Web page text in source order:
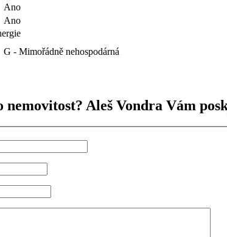
Ano
Ano
G - Mimořádně nehospodárná
nemovitost? Aleš Vondra Vám